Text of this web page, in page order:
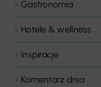
Gastronomia
Hotele & wellness
Inspiracje
Komentarz dnia